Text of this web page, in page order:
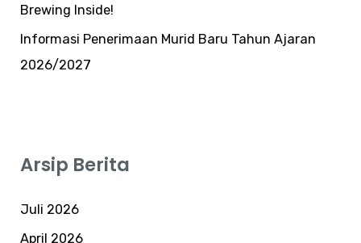
Brewing Inside!
Informasi Penerimaan Murid Baru Tahun Ajaran
2026/2027
Arsip Berita
Juli 2026
April 2026